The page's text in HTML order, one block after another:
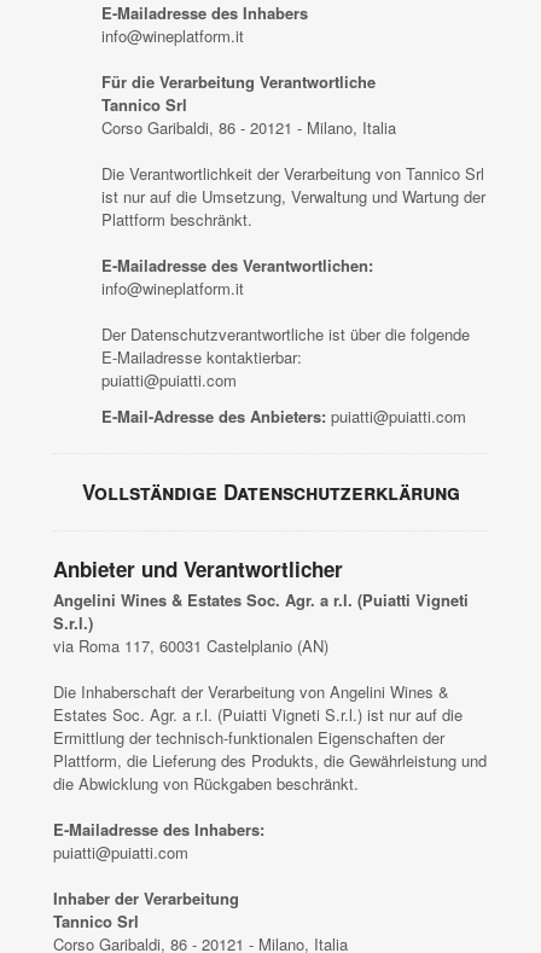
E-Mailadresse des Inhabers
info@wineplatform.it
Für die Verarbeitung Verantwortliche
Tannico Srl
Corso Garibaldi, 86 - 20121 - Milano, Italia
Die Verantwortlichkeit der Verarbeitung von Tannico Srl
ist nur auf die Umsetzung, Verwaltung und Wartung der
Plattform beschränkt.
E-Mailadresse des Verantwortlichen:
info@wineplatform.it
Der Datenschutzverantwortliche ist über die folgende
E-Mailadresse kontaktierbar:
puiatti@puiatti.com
E-Mail-Adresse des Anbieters: puiatti@puiatti.com
Vollständige Datenschutzerklärung
Anbieter und Verantwortlicher
Angelini Wines & Estates Soc. Agr. a r.l. (Puiatti Vigneti
S.r.l.)
via Roma 117, 60031 Castelplanio (AN)
Die Inhaberschaft der Verarbeitung von Angelini Wines &
Estates Soc. Agr. a r.l. (Puiatti Vigneti S.r.l.) ist nur auf die
Ermittlung der technisch-funktionalen Eigenschaften der
Plattform, die Lieferung des Produkts, die Gewährleistung und
die Abwicklung von Rückgaben beschränkt.
E-Mailadresse des Inhabers:
puiatti@puiatti.com
Inhaber der Verarbeitung
Tannico Srl
Corso Garibaldi, 86 - 20121 - Milano, Italia